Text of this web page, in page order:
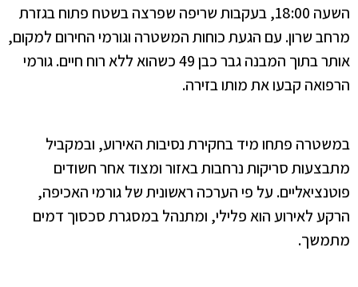
השעה 18:00, בעקבות שריפה שפרצה בשטח פתוח בגזרת
מרחב שרון. עם הגעת כוחות המשטרה וגורמי החירום למקום,
אותר בתוך המבנה גבר כבן 49 כשהוא ללא רוח חיים. גורמי
הרפואה קבעו את מותו בזירה.
במשטרה פתחו מיד בחקירת נסיבות האירוע, ובמקביל
מתבצעות סריקות נרחבות באזור ומצוד אחר חשודים
פוטנציאליים. על פי הערכה ראשונית של גורמי האכיפה,
הרקע לאירוע הוא פלילי, ומתנהל במסגרת סכסוך דמים
מתמשך.